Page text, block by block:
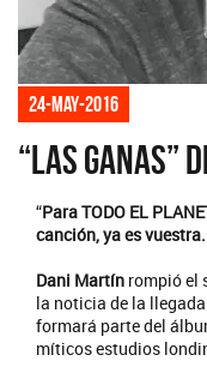
24-may-2016
“Las Ganas”
“Para TODO EL
canción, ya es
Dani Martín rompió el
la noticia de la
formará parte del
míticos estudios